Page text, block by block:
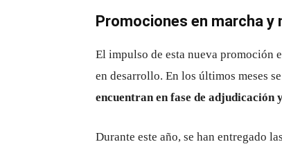
Promociones en marcha y
El impulso de esta nueva promoción
en desarrollo. En los últimos meses
encuentran en fase de adjudicación
Durante este año, se han entregado